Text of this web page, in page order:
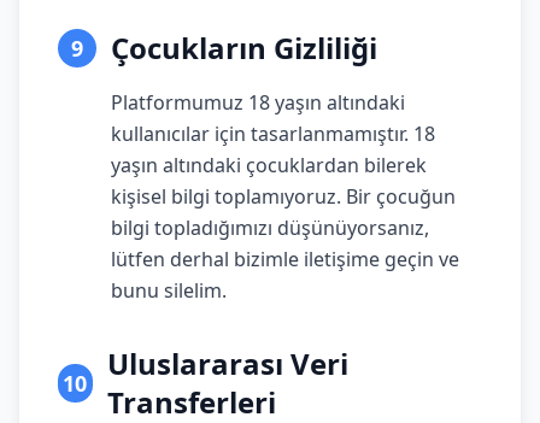
9 Çocukların Gizliliği
Platformumuz 18 yaşın altındaki
kullanıcılar için tasarlanmamıştır. 18
yaşın altındaki çocuklardan bilerek
kişisel bilgi toplamıyoruz. Bir çocuğun
bilgi topladığımızı düşünüyorsanız,
lütfen derhal bizimle iletişime geçin ve
bunu silelim.
10
Uluslararası Veri
Transferleri